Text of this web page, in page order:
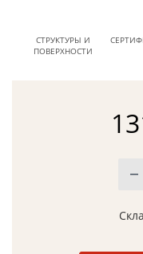
СТРУКТУРЫ И
ПОВЕРХНОСТИ